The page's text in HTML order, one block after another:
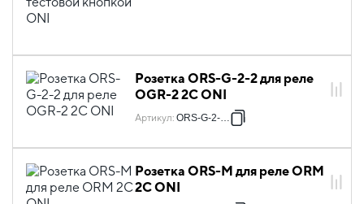
Розетка ORS-G-2-2 для реле
OGR-2 2C ONI
Артикул: ORS-G-2-2-G
Розетка ORS-M для реле ORM
2C ONI